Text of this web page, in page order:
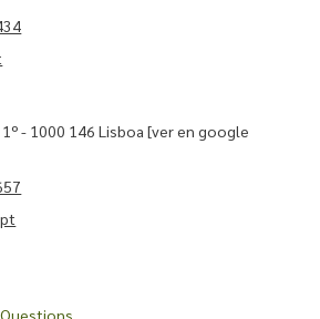
1º - 1000 146 Lisboa[ver en google